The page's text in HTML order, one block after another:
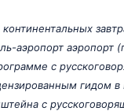
аэропорт аэропорт
с
гидом
с